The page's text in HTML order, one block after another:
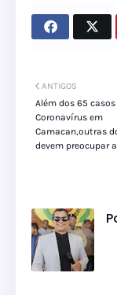
ANTIGOS
Além dos 65 casos
Coronavírus em
Camacan,outras
devem preocupar